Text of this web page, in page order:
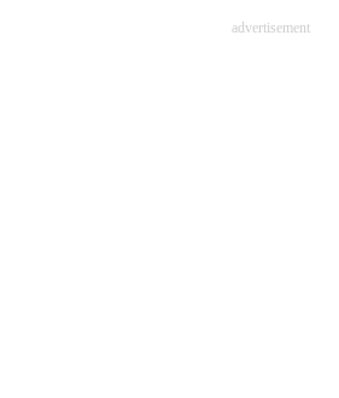
advertisement